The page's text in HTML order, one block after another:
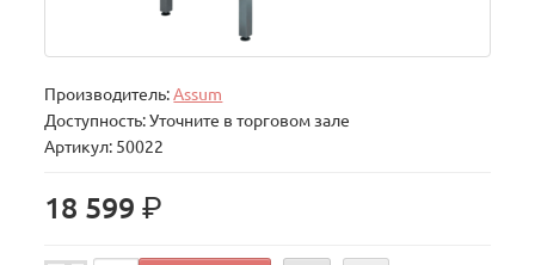
Производитель:Assum
Доступность: Уточните в торговом зале
Артикул: 50022
18 599р.